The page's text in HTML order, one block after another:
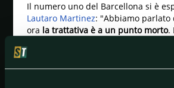
Il numero uno del Barcellona si è
Lautaro Martinez: "Abbiamo parlato
ora la trattativa è a un punto morto.
Stiamo prendendo decisioni ma in
se non ci sono scambi, per loro è
venire", sono le parole chiare di